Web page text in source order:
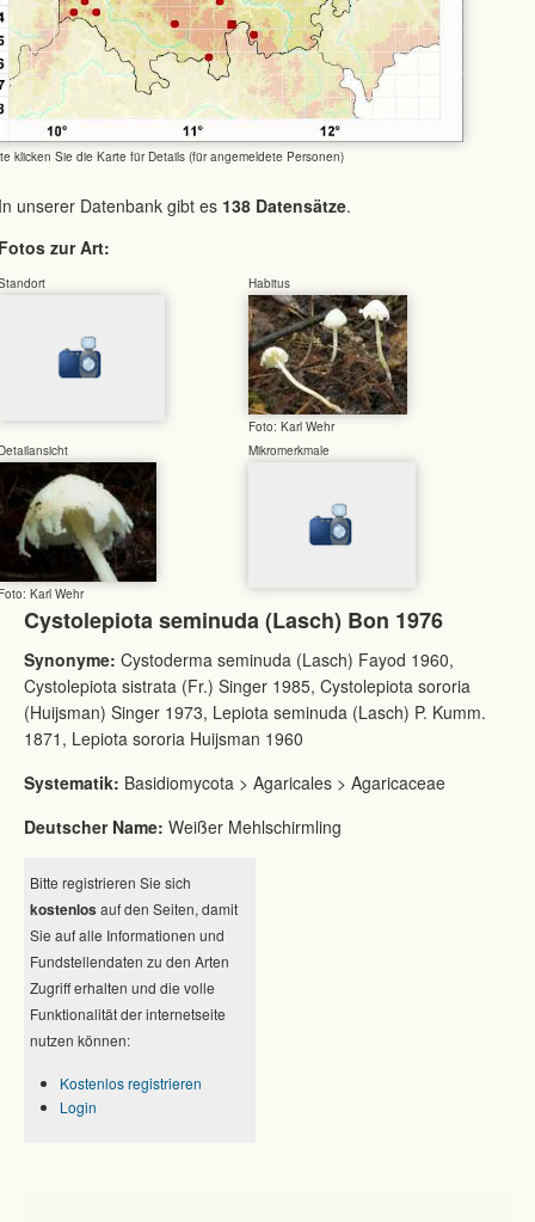
klicken Sie die Karte für Details (für angemeldete Personen)
unserer Datenbank gibt es 138 Datensätze.
zur Art:
Habitus
Foto: Karl Wehr
Karl Wehr
Mikromerkmale
Cystolepiota seminuda (Lasch) Bon 1976
Synonyme: Cystoderma seminuda (Lasch) Fayod 1960,
Cystolepiota sistrata (Fr.) Singer 1985, Cystolepiota sororia
(Huijsman) Singer 1973, Lepiota seminuda (Lasch) P. Kumm.
1871, Lepiota sororia Huijsman 1960
Systematik: Basidiomycota > Agaricales > Agaricaceae
Deutscher Name: Weißer Mehlschirmling
Bitte registrieren Sie sich
kostenlos auf den Seiten, damit
Sie auf alle Informationen und
Fundstellendaten zu den Arten
Zugriff erhalten und die volle
Funktionalität der internetseite
nutzen können:
Kostenlos registrieren
Login